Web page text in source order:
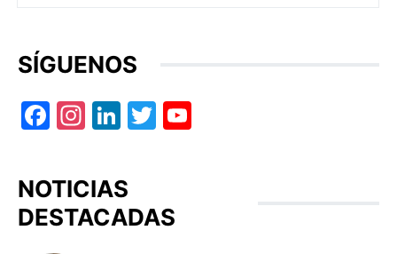
SÍGUENOS
Facebook
Instagram
LinkedIn
Twitter
NOTICIAS
DESTACADAS